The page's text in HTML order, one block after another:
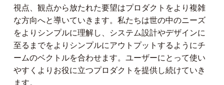
視点、観点から放たれた要望はプロダクトをより複雑
な方向へと導いていきます。私たちは世の中のニーズ
をよりシンプルに理解し、システム設計やデザインに
至るまでをよりシンプルにアウトプットするようにチ
ームのベクトルを合わせます。ユーザーにとって使い
やすくよりお役に立つプロダクトを提供し続けていき
ます。